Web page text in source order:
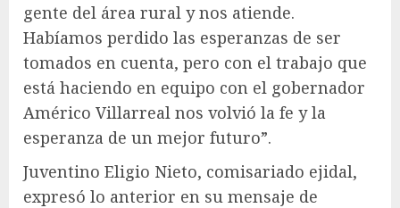
gente del área rural y nos atiende.
Habíamos perdido las esperanzas de ser
tomados en cuenta, pero con el trabajo que
está haciendo en equipo con el gobernador
Américo Villarreal nos volvió la fe y la
esperanza de un mejor futuro”.
Juventino Eligio Nieto, comisariado ejidal,
expresó lo anterior en su mensaje de